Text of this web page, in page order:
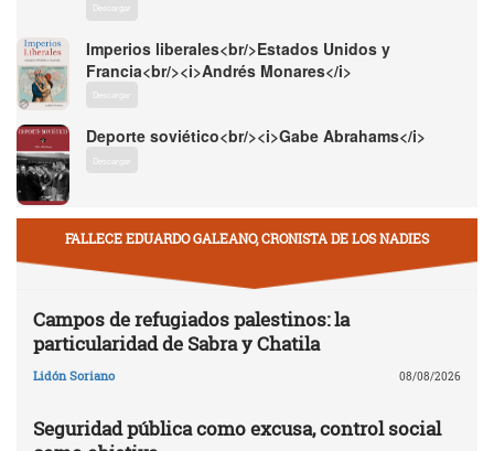
Descargar
Imperios liberales<br/>Estados Unidos y
Francia<br/><i>Andrés Monares</i>
Descargar
Deporte soviético<br/><i>Gabe Abrahams</i>
Descargar
FALLECE EDUARDO GALEANO, CRONISTA DE LOS NADIES
Campos de refugiados palestinos: la
particularidad de Sabra y Chatila
Lidón Soriano 08/08/2026
Seguridad pública como excusa, control social